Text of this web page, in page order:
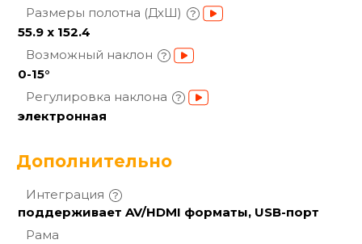
Размеры полотна (ДхШ)
55.9 x 152.4
Возможный наклон
0-15°
Регулировка наклона
электронная
Дополнительно
Интеграция
поддерживает AV/HDMI форматы, USB-порт
Рама